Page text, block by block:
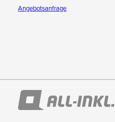
Angebotsanfrage